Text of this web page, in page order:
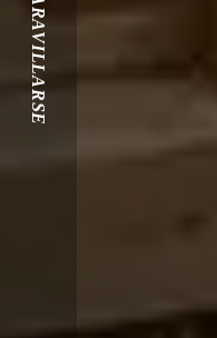
MARAVILLARSE